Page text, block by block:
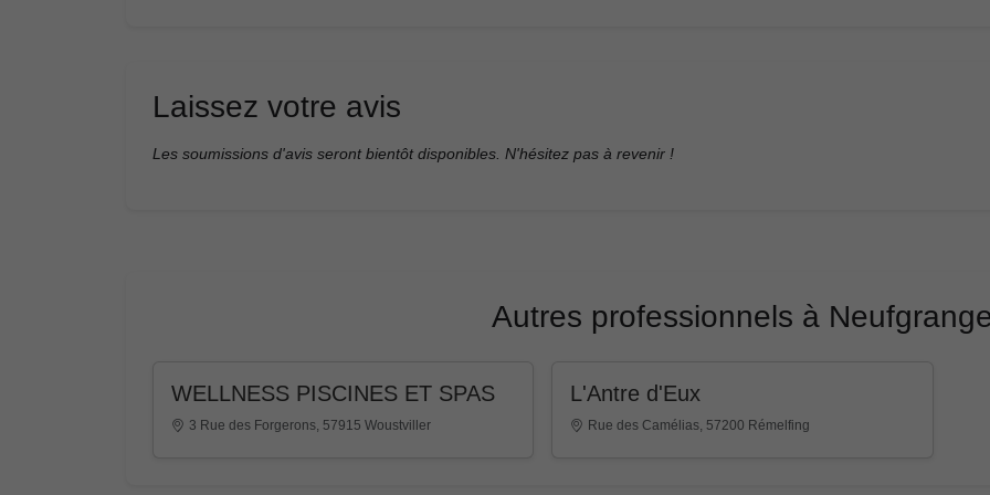
Laissez votre avis
Les soumissions d'avis seront bientôt disponibles. N'hésitez pas à revenir !
Autres professionnels à
WELLNESS PISCINES ET SPAS
3 Rue des Forgerons, 57915 Woustviller
L'Antre d'Eux
Rue des Camélias, 57200 Rémelfing